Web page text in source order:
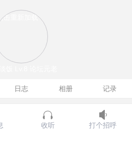
点击重新加载
日志 相册 记录
收听 打个招呼